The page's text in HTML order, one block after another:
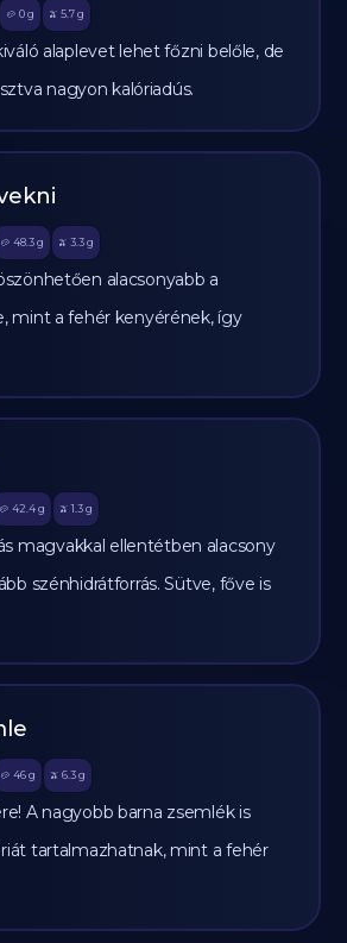
🥔 0g 🫒 5.7 g
alaplevet lehet főzni belőle, de
nagyon kalóriadús.
🥔 48.3g 🫒 3.3 g
alacsonyabb a
mint a fehér kenyérének, így
🥔 42.4g 🫒 1.3 g
magvakkal ellentétben alacsony
szénhidrátforrás. Sütve, főve is
🥔 46g 🫒 6.3 g
A nagyobb barna zsemlék is
tartalmazhatnak, mint a fehér